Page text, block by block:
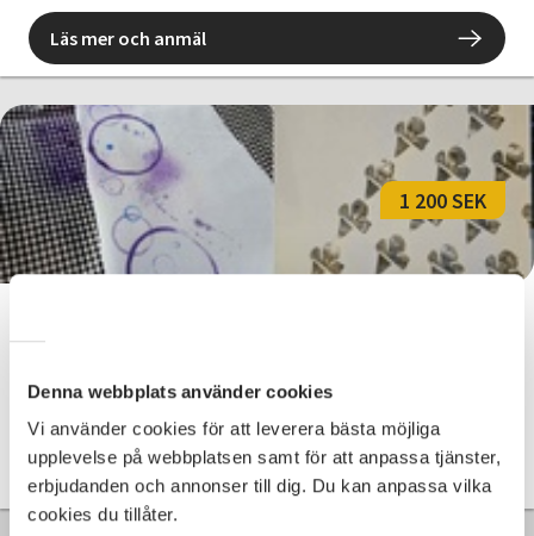
Denna webbplats använder cookies
Vi använder cookies för att leverera bästa möjliga
upplevelse på webbplatsen samt för att anpassa tjänster,
erbjudanden och annonser till dig. Du kan anpassa vilka
cookies du tillåter.
Läs mer och anmäl
1 200 SEK
Kungsbacka
mån 2026-09-14
Läs mer och anmäl